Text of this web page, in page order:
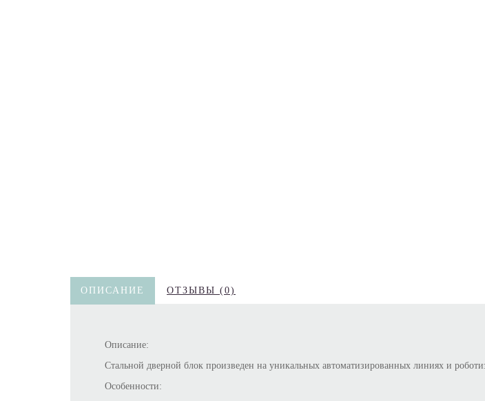
ОПИСАНИЕ ОТЗЫВЫ (0)
Описание:
Стальной дверной блок произведен на уникальных автоматизированных линиях и
Особенности: